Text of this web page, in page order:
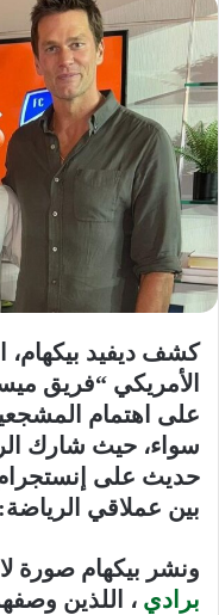
كشف ديفيد بيكهام،
الأمريكي “فريق
على اهتمام
سواء، حيث شارك
حديث على
بين عملاقي
ونشر بيكهام صورة
برادي ، اللذين